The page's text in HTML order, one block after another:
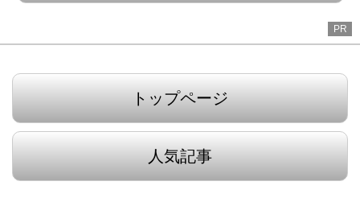
PR
トップページ
人気記事